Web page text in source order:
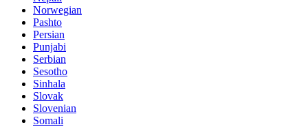
Norwegian
Pashto
Persian
Punjabi
Serbian
Sesotho
Sinhala
Slovak
Slovenian
Somali